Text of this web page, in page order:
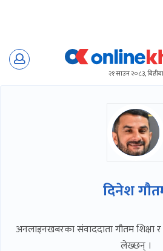
Skip
२१ साउन २०८३,
दिनेश
अनलाइनखबरका संवाददाता गौतम शिक्षा
लेख्छन् ।